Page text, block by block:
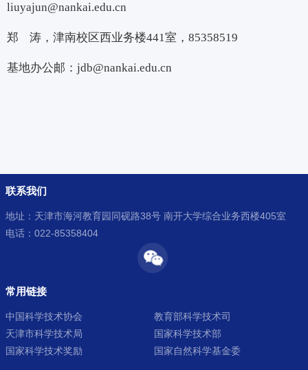
liuyajun@nankai.edu.cn
郑 涛， 津南校区西业务楼441室，85358519
基地办公邮：jdb@nankai.edu.cn
联系我们
地址：天津市海河教育园同砚路38号 南开大学综合业务西楼405室
电话：022-85358404
常用链接
中国科学技术协会
教育部科学技术司
天津市科学技术局
国家科学技术部
国家科学技术奖励
国家自然科学基金委